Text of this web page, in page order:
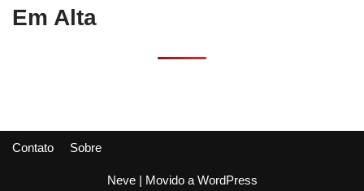
Em Alta
Contato Sobre
Neve| Movido a WordPress